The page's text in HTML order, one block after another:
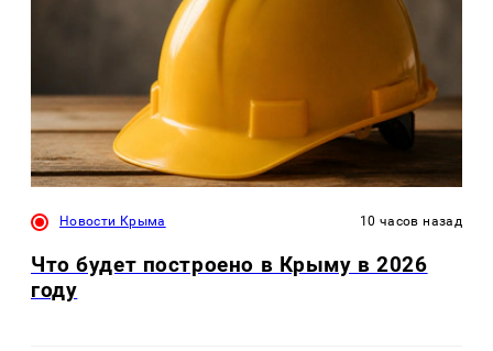
Новости Крыма 10 часов назад
Что будет построено в Крыму в 2026
году